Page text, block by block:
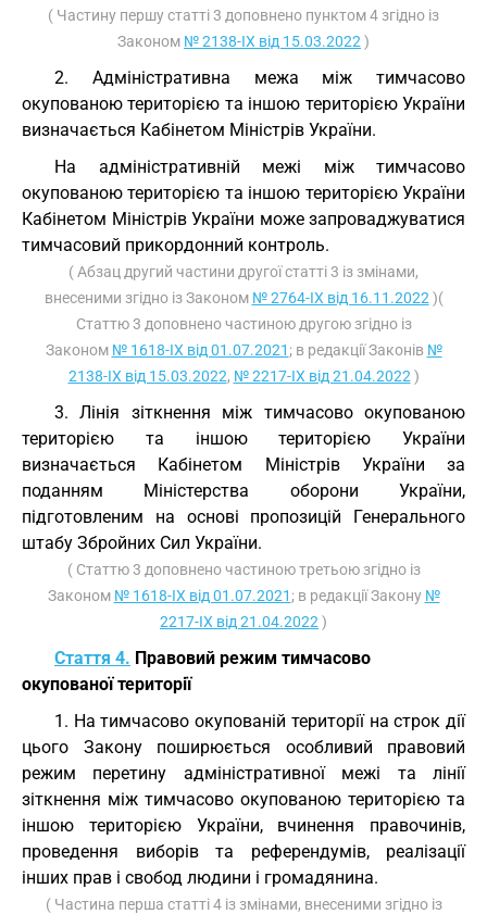
( Частину першу статті 3 доповнено пунктом 4 згідно із
Законом № 2138-IX від 15.03.2022 )
2. Адміністративна межа між тимчасово
окупованою територією та іншою територією України
визначається Кабінетом Міністрів України.
На адміністративній межі між тимчасово
окупованою територією та іншою територією України
Кабінетом Міністрів України може запроваджуватися
тимчасовий прикордонний контроль.
( Абзац другий частини другої статті 3 із змінами,
внесеними згідно із Законом № 2764-IX від 16.11.2022 )(
Статтю 3 доповнено частиною другою згідно із
Законом № 1618-IX від 01.07.2021 ; в редакції Законів №
2138-IX від 15.03.2022, № 2217-IX від 21.04.2022 )
3. Лінія зіткнення між тимчасово окупованою
територією та іншою територією України
визначається Кабінетом Міністрів України за
поданням Міністерства оборони України,
підготовленим на основі пропозицій Генерального
штабу Збройних Сил України.
( Статтю 3 доповнено частиною третьою згідно із
Законом № 1618-IX від 01.07.2021 ; в редакції Закону №
2217-IX від 21.04.2022 )
Стаття 4. Правовий режим тимчасово
окупованої території
1. На тимчасово окупованій території на строк дії
цього Закону поширюється особливий правовий
режим перетину адміністративної межі та лінії
зіткнення між тимчасово окупованою територією та
іншою територією України, вчинення правочинів,
проведення виборів та референдумів, реалізації
інших прав і свобод людини і громадянина.
( Частина перша статті 4 із змінами, внесеними згідно із